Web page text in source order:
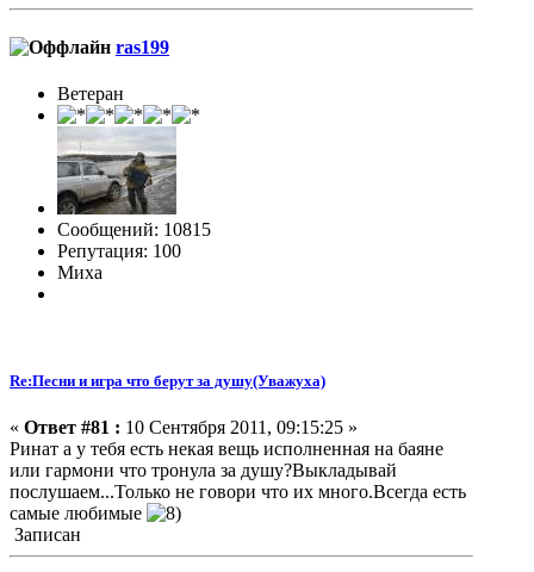
ras199
Ветеран
Сообщений: 10815
Репутация: 100
Миха
Re:Песни и игра что берут за душу(Уважуха)
« Ответ #81 : 10 Сентября 2011, 09:15:25 »
Ринат а у тебя есть некая вещь исполненная на баяне
или гармони что тронула за душу?Выкладывай
послушаем...Только не говори что их много.Всегда есть
самые любимые
Записан